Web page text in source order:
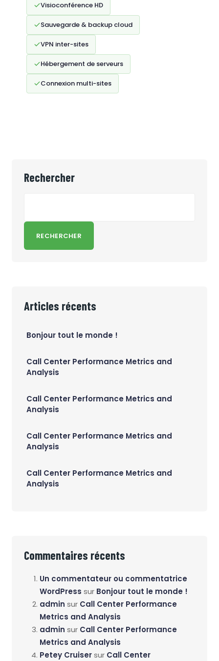
Visioconférence HD
Sauvegarde & backup cloud
VPN inter-sites
Hébergement de serveurs
Connexion multi-sites
Rechercher
RECHERCHER
Articles récents
Bonjour tout le monde !
Call Center Performance Metrics and
Analysis
Call Center Performance Metrics and
Analysis
Call Center Performance Metrics and
Analysis
Call Center Performance Metrics and
Analysis
Commentaires récents
Un commentateur ou commentatrice
WordPress sur Bonjour tout le monde !
admin sur Call Center Performance
Metrics and Analysis
admin sur Call Center Performance
Metrics and Analysis
Petey Cruisersur Call Center